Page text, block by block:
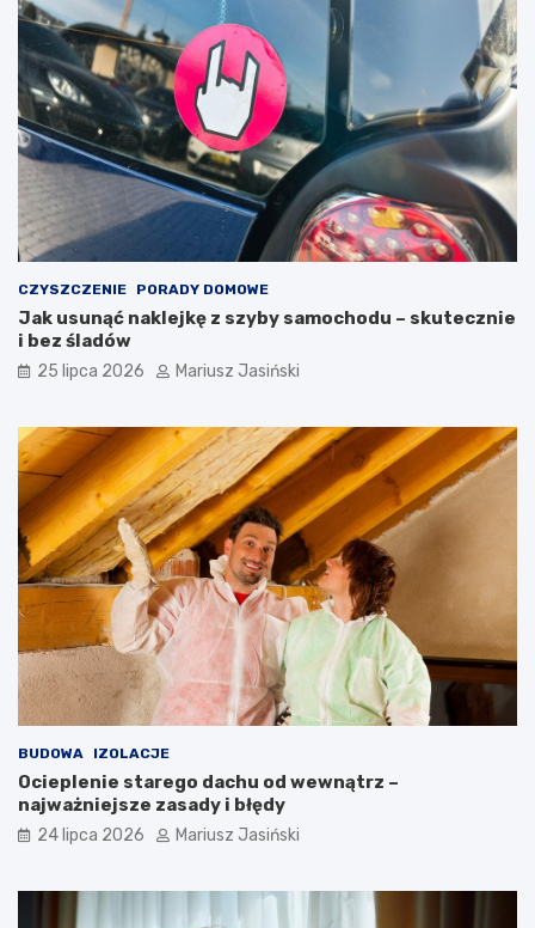
CZYSZCZENIE PORADY DOMOWE
Jak usunąć naklejkę z szyby samochodu – skutecznie
i bez śladów
25 lipca 2026 Mariusz Jasiński
BUDOWA IZOLACJE
Ocieplenie starego dachu od wewnątrz –
najważniejsze zasady i błędy
24 lipca 2026 Mariusz Jasiński